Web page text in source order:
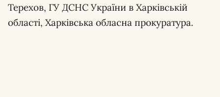
Терехов, ГУ ДСНС України в Харківській
області, Харківська обласна прокуратура.